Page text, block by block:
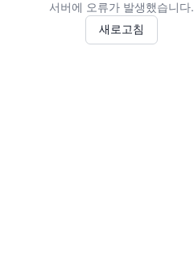
서버에 오류가 발생했습니다.
새로고침